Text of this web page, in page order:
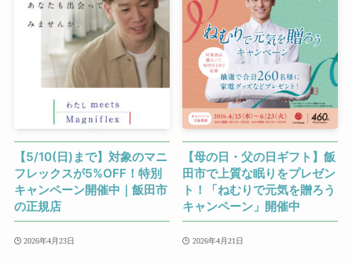
【5/10(日)まで】対象のマニ
フレックスが5%OFF！特別
キャンペーン開催中｜飯田市
の正規店
2026年4月23日
【母の日・父の日ギフト】飯
田市で上質な眠りをプレゼン
ト！「ねむりで元気を贈ろう
キャンペーン」開催中
2026年4月21日